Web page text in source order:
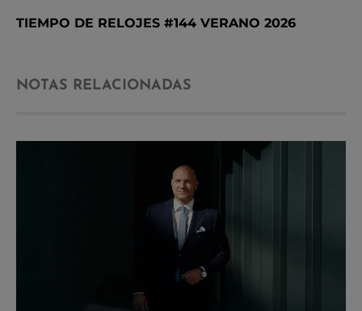
TIEMPO DE RELOJES #144 VERANO 2026
NOTAS RELACIONADAS